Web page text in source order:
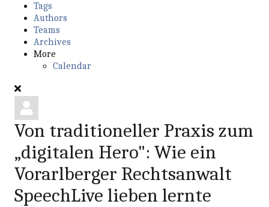
Tags
Authors
Teams
Archives
More
Calendar
Von traditioneller Praxis zum
„digitalen Hero": Wie ein
Vorarlberger Rechtsanwalt
SpeechLive lieben lernte